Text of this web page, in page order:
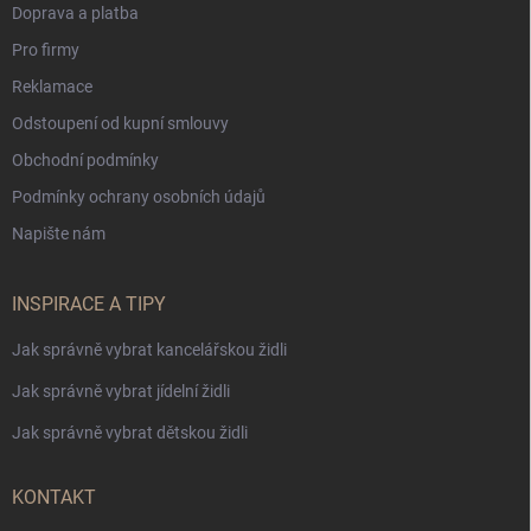
Doprava a platba
Pro firmy
Reklamace
Odstoupení od kupní smlouvy
Obchodní podmínky
Podmínky ochrany osobních údajů
Napište nám
INSPIRACE A TIPY
Jak správně vybrat kancelářskou židli
Jak správně vybrat jídelní židli
Jak správně vybrat dětskou židli
KONTAKT